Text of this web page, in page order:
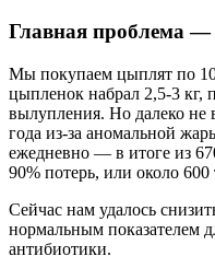
Главная проблема —
Мы покупаем цыплят по
цыпленок набрал 2,5-3 кг,
вылупления. Но далеко не
года из-за аномальной
ежедневно — в итоге из
90% потерь, или около
Сейчас нам удалось
нормальным показателем
антибиотики.